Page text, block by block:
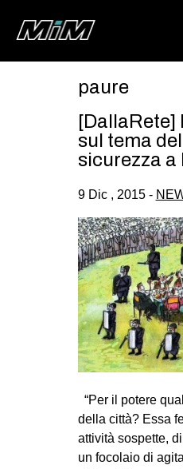
GAZA
CSOA
STUDENTI
SPORT
paure
[DallaRete]
sul tema
sicurezza a
9 Dic , 2015 -
“Per il potere
della città? Essa
attività sospette,
un focolaio di